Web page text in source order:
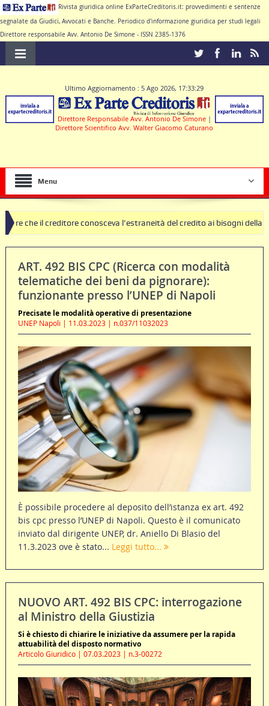
Rivista giuridica online ExParteCreditoris.it: provvedimenti e sentenze
segnalate da Giudici, Avvocati e Banche. Periodico d'informazione giuridica per studi legali
Direttore responsabile Avv. Antonio De Simone - ISSN 2385-1376
Ultimo Aggiornamento : 5 Ago 2026, 17:33:29
Direttore Responsabile Avv. Antonio De Simone |
Direttore Scientifico Avv. Walter Giacomo Caturano
Menu
conosceva l’estraneità del credito ai bisogni della famiglia
ART. 492 BIS CPC (Ricerca con modalità
telematiche dei beni da pignorare):
funzionante presso l’UNEP di Napoli
Precisate le modalità operative di presentazione
UNEP Napoli | 11.03.2023 | n.037/11032023
È possibile procedere al deposito dell’istanza ex art. 492
bis cpc presso l’UNEP di Napoli. Questo è il comunicato
inviato dal dirigente UNEP, dr. Aniello Di Blasio del
11.3.2023 ove è stato... Leggi tutto...
NUOVO ART. 492 BIS CPC: interrogazione
al Ministro della Giustizia
Si è chiesto di chiarire le iniziative da assumere per la rapida
attuabilità del disposto normativo
Articolo Giuridico | 07.03.2023 | n.3-00272